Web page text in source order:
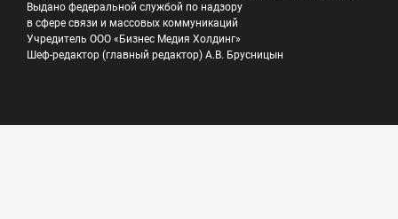
Выдано федеральной службой по надзору
в сфере связи и массовых коммуникаций
Учредитель ООО «Бизнес Медия Холдинг»
Шеф-редактор (главный редактор) А.В. Брусницын